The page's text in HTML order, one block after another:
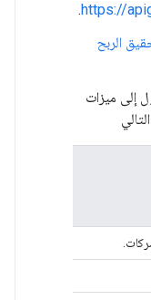
https://
.
الربح
إلى ميزات